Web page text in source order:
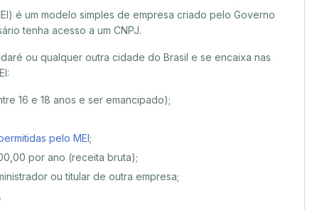
é um modelo simples de empresa criado pelo Governo
tenha acesso a um CNPJ.
ou qualquer outra cidade do Brasil e se encaixa nas
16 e 18 anos e ser emancipado);
pelo MEI;
por ano (receita bruta);
ou titular de outra empresa;